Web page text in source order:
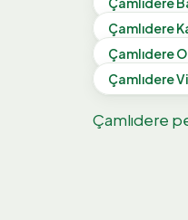
Çamlıdere
Çamlıdere
Çamlıdere
Çamlıdere